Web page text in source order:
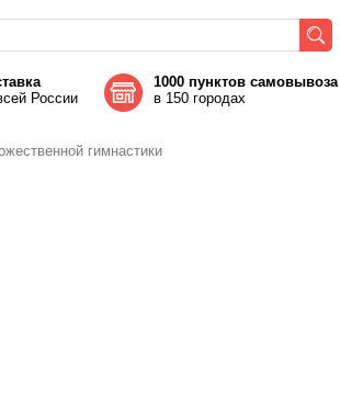
России
1000 пунктов самовывоза
в 150 городах
гимнастики